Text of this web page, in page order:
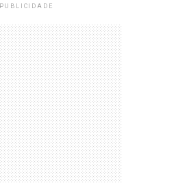
PUBLICIDADE